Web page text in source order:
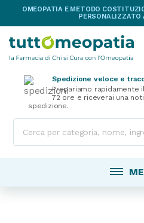
OMEOPATIA E METODO
PERSONALIZZATO
Spedizione veloce e
Prepariamo rapidamente
72 ore e riceverai una
spedizione.